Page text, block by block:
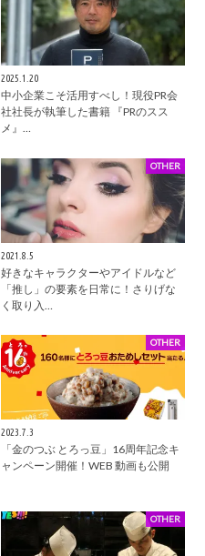
2025.1.20
中小企業こそ活用すべし！現役PR会
社社長が執筆した書籍 『PRのスス
メ』…
OTHER
2021.8.5
好きなキャラクターやアイドルなど
「推し」の要素を日常に！さりげな
く取り入…
OTHER
2023.7.3
「金のつぶ とろっ豆」16周年記念キ
ャンペーン開催！WEB 動画も公開
OTHER